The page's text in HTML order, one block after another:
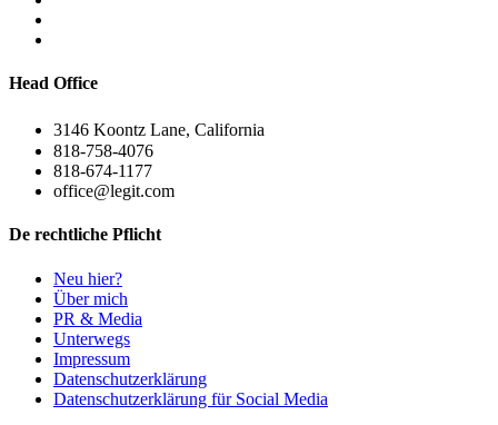
Head Office
3146 Koontz Lane, California
818-758-4076
818-674-1177
office@legit.com
De rechtliche Pflicht
Neu hier?
Über mich
PR & Media
Unterwegs
Impressum
Datenschutzerklärung
Datenschutzerklärung für Social Media